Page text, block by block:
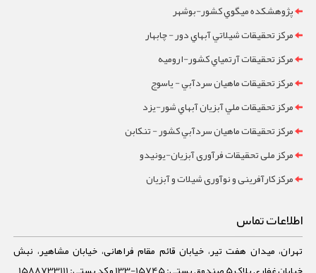
پژوهشکده ميگوي کشور-بوشهر
مرکز تحقيقات شيلاتي آبهاي دور - چابهار
مرکز تحقيقات آرتمياي کشور-ارومیه
مرکز تحقيقات ماهيان سردآبي - ياسوج
مرکز تحقيقات ملي آبزيان آبهاي شور-یزد
مرکز تحقيقات ماهيان سردآبي کشور - تنکابن
مرکز ملی تحقیقات فرآوری آبزیان-یونیدو
مرکز کارآفرینی و نوآوری شیلات و آبزیان
اطلاعات تماس
تهران، میدان هفت تیر، خیابان قائم مقام فراهانی، خیابان مشاهیر، نبش